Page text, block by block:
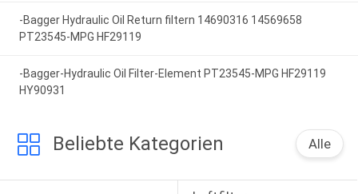
-Bagger Hydraulic Oil Return filtern 14690316 14569658
PT23545-MPG HF29119
-Bagger-Hydraulic Oil Filter-Element PT23545-MPG HF29119
HY90931
Beliebte Kategorien Alle